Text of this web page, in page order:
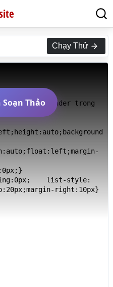
Chạy Thử
tế về thẻ header trong
list-style:
right:10px}
Thảo